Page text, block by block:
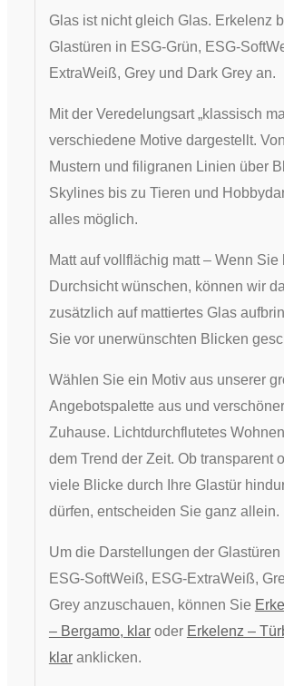
Glas ist nicht gleich Glas. Erkelenz
Glastüren in ESG-Grün, ESG-
ExtraWeiß, Grey und Dark Grey an.
Mit der Veredelungsart „klassisch
verschiedene Motive dargestellt.
Mustern und filigranen Linien über
Skylines bis zu Tieren und
alles möglich.
Matt auf vollflächig matt – Wenn Sie
Durchsicht wünschen, können wir
zusätzlich auf mattiertes Glas
Sie vor unerwünschten Blicken
Wählen Sie ein Motiv aus unserer
Angebotspalette aus und
Zuhause. Lichtdurchflutetes Wohnen
dem Trend der Zeit. Ob transparent
viele Blicke durch Ihre Glastür
dürfen, entscheiden Sie ganz allein.
Um die Darstellungen der Glastüren
ESG-SoftWeiß, ESG-ExtraWeiß,
Grey anzuschauen, können Sie
– Bergamo, klaroder Erkelenz –
klaranklicken.